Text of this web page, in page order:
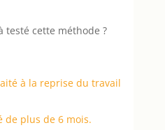
testé cette méthode ?
à la reprise du travail
de plus de 6 mois.